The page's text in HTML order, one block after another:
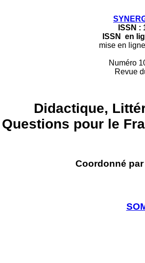
ISSN :
ISSN en
mise en
Numéro
Revue
Didactique,
Questions pour le
Coordonné